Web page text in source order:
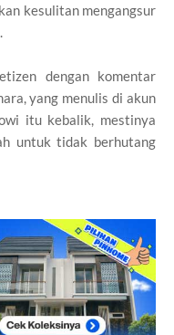
kesulitan mengangsur
dengan komentar
yang menulis di akun
itu kebalik, mestinya
untuk tidak berhutang